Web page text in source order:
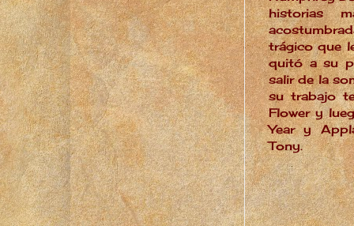
historias
trágico que
quitó a su
salir de la
su trabajo
Flower y
Year y
Tony.